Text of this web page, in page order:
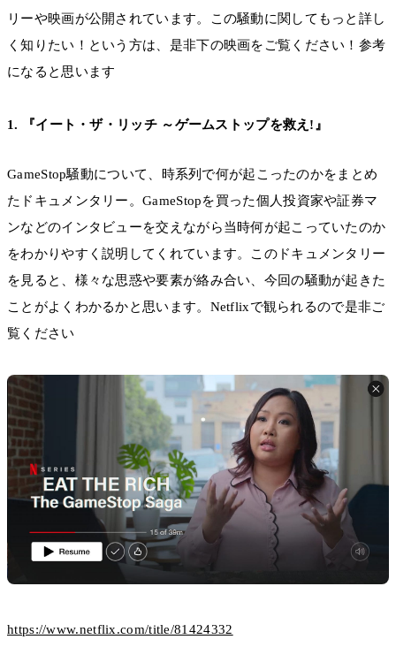
リーや映画が公開されています。この騒動に関してもっと詳し
く知りたい！という方は、是非下の映画をご覧ください！参考
になると思います
1. 『イート・ザ・リッチ ～ゲームストップを救え!』
GameStop騒動について、時系列で何が起こったのかをまとめ
たドキュメンタリー。GameStopを買った個人投資家や証券マ
ンなどのインタビューを交えながら当時何が起こっていたのか
をわかりやすく説明してくれています。このドキュメンタリー
を見ると、様々な思惑や要素が絡み合い、今回の騒動が起きた
ことがよくわかるかと思います。Netflixで観られるので是非ご
覧ください
https://www.netflix.com/title/81424332